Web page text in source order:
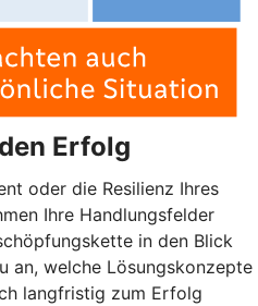
Erfolg
oder die Resilienz Ihres
Ihre Handlungsfelder
in den Blick
an, welche Lösungskonzepte
langfristig zum Erfolg